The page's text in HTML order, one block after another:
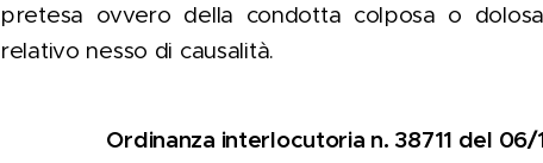
pretesa ovvero della condotta colposa o
relativo nesso di causalità.
Ordinanza interlocutoria n. 38711 del